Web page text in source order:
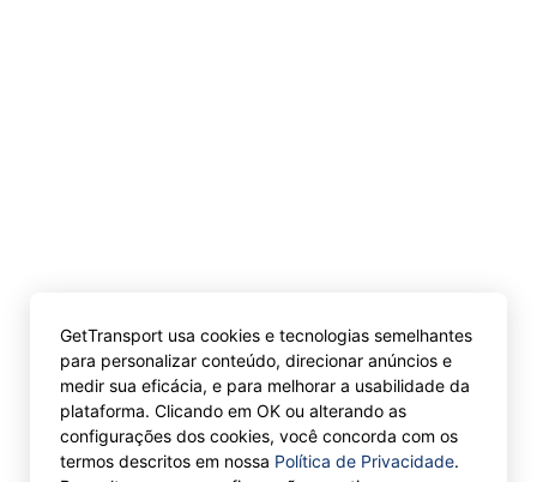
GetTransport usa cookies e tecnologias semelhantes
para personalizar conteúdo, direcionar anúncios e
medir sua eficácia, e para melhorar a usabilidade da
plataforma. Clicando em OK ou alterando as
configurações dos cookies, você concorda com os
termos descritos em nossa Política de Privacidade.